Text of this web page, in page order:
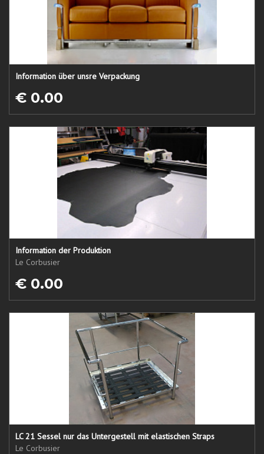
Information über unsre Verpackung
€ 0.00
Information der Produktion
Le Corbusier
€ 0.00
LC 21 Sessel nur das Untergestell mit elastischen Straps
Le Corbusier